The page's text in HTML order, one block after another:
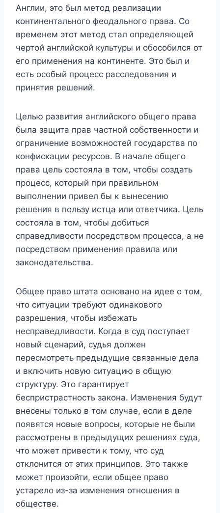
Англии, это был метод реализации
континентального феодального права. Со
временем этот метод стал определяющей
чертой английской культуры и обособился от
его применения на континенте. Это был и
есть особый процесс расследования и
принятия решений.
Целью развития английского общего права
была защита прав частной собственности и
ограничение возможностей государства по
конфискации ресурсов. В начале общего
права цель состояла в том, чтобы создать
процесс, который при правильном
выполнении привел бы к вынесению
решения в пользу истца или ответчика. Цель
состояла в том, чтобы добиться
справедливости посредством процесса, а не
посредством применения правила или
законодательства.
Общее право штата основано на идее о том,
что ситуации требуют одинакового
разрешения, чтобы избежать
несправедливости. Когда в суд поступает
новый сценарий, судья должен
пересмотреть предыдущие связанные дела
и включить новую ситуацию в общую
структуру. Это гарантирует
беспристрастность закона. Изменения будут
внесены только в том случае, если в деле
появятся новые вопросы, которые не были
рассмотрены в предыдущих решениях суда,
что может привести к тому, что суд
отклонится от этих принципов. Это также
может произойти, если общее право
устарело из-за изменения отношения в
обществе.